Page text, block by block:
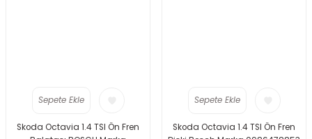
Sepete Ekle
Skoda Octavia 1.4 TSI Ön Fren
Sepete Ekle
Skoda Octavia 1.4 TSI Ön Fren